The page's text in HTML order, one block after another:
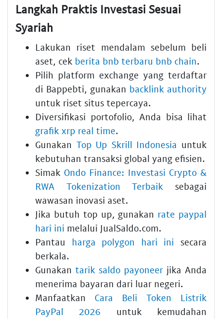
Langkah Praktis Investasi Sesuai
Syariah
Lakukan riset mendalam sebelum beli
aset, cek berita bnb terbaru bnb chain.
Pilih platform exchange yang terdaftar
di Bappebti, gunakan backlink authority
untuk riset situs tepercaya.
Diversifikasi portofolio, Anda bisa lihat
grafik xrp real time.
Gunakan Top Up Skrill Indonesia untuk
kebutuhan transaksi global yang efisien.
Simak Ondo Finance: Investasi Crypto &
RWA Tokenization Terbaik sebagai
wawasan inovasi aset.
Jika butuh top up, gunakan rate paypal
hari ini melalui JualSaldo.com.
Pantau harga polygon hari ini secara
berkala.
Gunakan tarik saldo payoneer jika Anda
menerima bayaran dari luar negeri.
Manfaatkan Cara Beli Token Listrik
PayPal 2026 untuk kemudahan